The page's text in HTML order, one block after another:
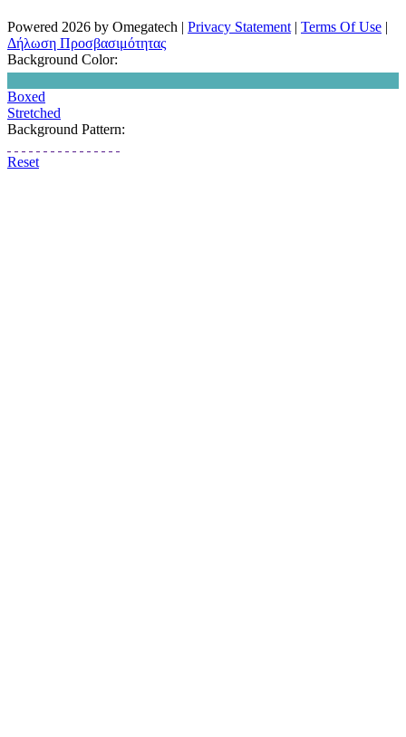
Powered 2026 by Omegatech | Privacy Statement | Terms Of Use |
Δήλωση Προσβασιμότητας
Background Color:
Boxed
Stretched
Background Pattern:
Reset